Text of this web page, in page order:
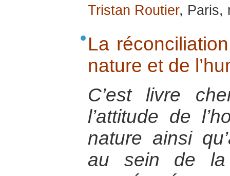
Tristan Routier, Paris,
La
nature et de
C’est livre
l’attitude de
nature ainsi
au sein de la